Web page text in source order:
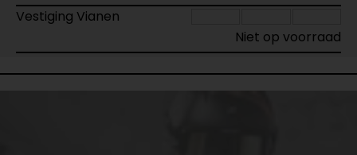
Vestiging Vianen
Niet op voorraad